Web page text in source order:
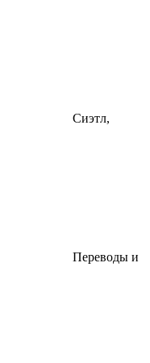
Сиэтл,
Переводы и